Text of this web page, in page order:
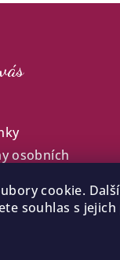
cookie.
souhlas s jejich
osobních